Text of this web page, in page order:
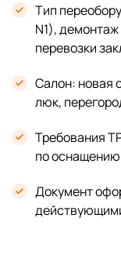
Тип
N1),
перевозки
Салон: новая
люк,
Требования
по
Документ